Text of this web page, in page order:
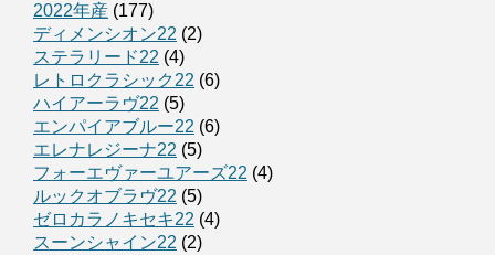
2022年産 (177)
ディメンシオン22 (2)
ステラリード22 (4)
レトロクラシック22 (6)
ハイアーラヴ22 (5)
エンパイアブルー22 (6)
エレナレジーナ22 (5)
フォーエヴァーユアーズ22 (4)
ルックオブラヴ22 (5)
ゼロカラノキセキ22 (4)
スーンシャイン22 (2)